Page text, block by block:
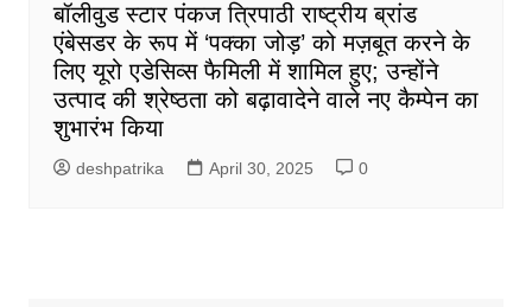
बॉलीवुड स्टार पंकज त्रिपाठी राष्ट्रीय ब्रांड
एंबेसडर के रूप में ‘पक्का जोड़’ को मज़बूत करने के
लिए यूरो एडेसिव्स फैमिली में शामिल हुए; उन्होंने
उत्पाद की श्रेष्ठता को बढ़ावादेने वाले नए कैम्पेन का
शुभारंभ किया
deshpatrika April 30, 2025 0